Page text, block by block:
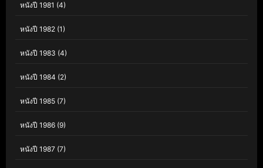
หนังปี 1981 (4)
หนังปี 1982 (1)
หนังปี 1983 (4)
หนังปี 1984 (2)
หนังปี 1985 (7)
หนังปี 1986 (9)
หนังปี 1987 (7)